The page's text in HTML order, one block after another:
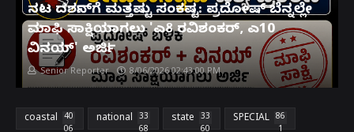
ನಟ ದರ್ಶನ್‌ಗೆ ಮತ್ತಷ್ಟು ಸಂಕಷ್ಟ: ಪ್ರದೋಷ್ ಬೆನ್ನಲ್ಲೇ
ಮಾಫಿ ಸಾಕ್ಷಿಯಾಗಲು 'ಎ8 ರವಿಶಂಕರ್, ಎ10
ವಿನಯ್' ಅರ್ಜಿ!
Senior Reporter 8/06/2026 02:43:00 PM
coastal
40
national
33
state
33
SPECIAL
86